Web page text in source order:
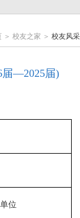
＞ 校友之家 ＞ 校友风采
届—2025届)
位